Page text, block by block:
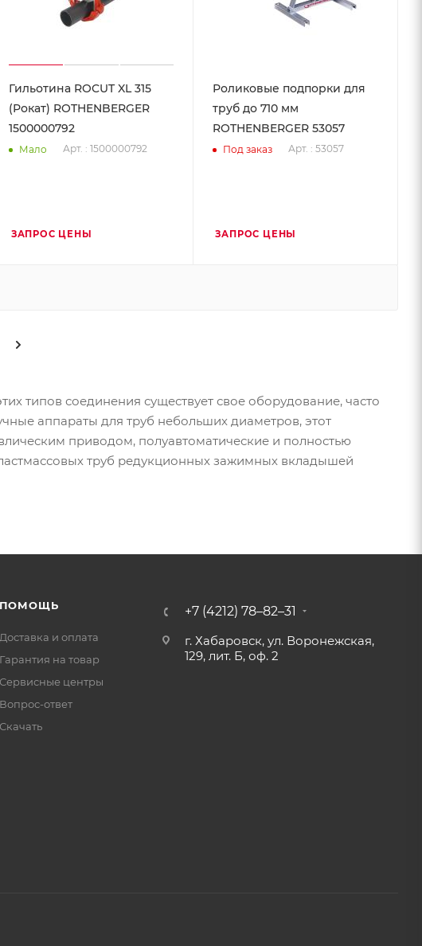
Гильотина ROCUT XL 315
(Рокат) ROTHENBERGER
1500000792
Мало Арт. : 1500000792
ЗАПРОС ЦЕНЫ
Роликовые подпорки для
труб до 710 мм
ROTHENBERGER 53057
Под заказ Арт. : 53057
ЗАПРОС ЦЕНЫ
типов соединения существует свое оборудование, часто
аппараты для труб небольших диаметров, этот
приводом, полуавтоматические и полностью
труб редукционных зажимных вкладышей
ПОМОЩЬ
Доставка и оплата
Гарантия на товар
Сервисные центры
Вопрос-ответ
Скачать
+7 (4212) 78–82–31
г. Хабаровск, ул. Воронежская,
129, лит. Б, оф. 2